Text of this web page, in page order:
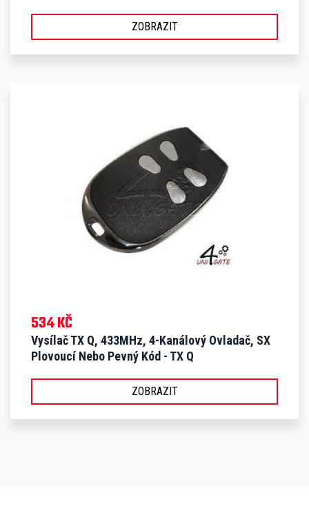
ZOBRAZIT
534 KČ
Vysílač TX Q, 433MHz, 4-Kanálový Ovladač, SX
Plovoucí Nebo Pevný Kód - TX Q
ZOBRAZIT